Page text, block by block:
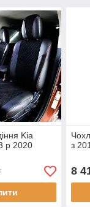
Kia
р 2020
з
8